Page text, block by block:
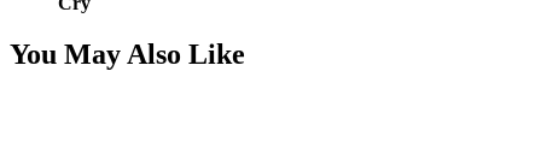
You May Also Like